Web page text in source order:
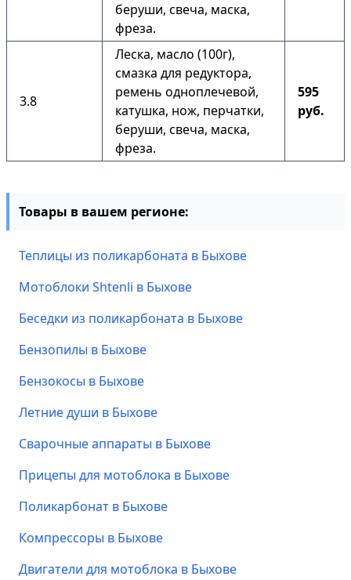
беруши, свеча, маска,
фреза.
3.8
Леска, масло (100г),
смазка для редуктора,
ремень одноплечевой,
катушка, нож, перчатки,
беруши, свеча, маска,
фреза.
595
руб.
Товары в вашем регионе:
Теплицы из поликарбоната в Быхове
Мотоблоки Shtenli в Быхове
Беседки из поликарбоната в Быхове
Бензопилы в Быхове
Бензокосы в Быхове
Летние души в Быхове
Сварочные аппараты в Быхове
Прицепы для мотоблока в Быхове
Поликарбонат в Быхове
Компрессоры в Быхове
Двигатели для мотоблока в Быхове